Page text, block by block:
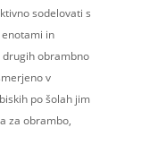
sodelovati s
in
obrambno
v
po šolah jim
za obrambo,